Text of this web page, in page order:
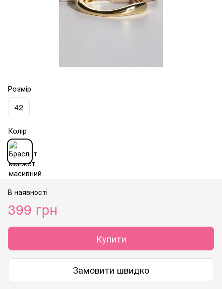
Розмір
42
Колір
В наявності
399 грн
Купити
Замовити швидко